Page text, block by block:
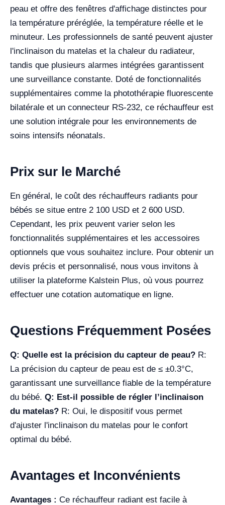
peau et offre des fenêtres d'affichage distinctes pour
la température préréglée, la température réelle et le
minuteur. Les professionnels de santé peuvent ajuster
l'inclinaison du matelas et la chaleur du radiateur,
tandis que plusieurs alarmes intégrées garantissent
une surveillance constante. Doté de fonctionnalités
supplémentaires comme la photothérapie fluorescente
bilatérale et un connecteur RS-232, ce réchauffeur est
une solution intégrale pour les environnements de
soins intensifs néonatals.
Prix sur le Marché
En général, le coût des réchauffeurs radiants pour
bébés se situe entre 2 100 USD et 2 600 USD.
Cependant, les prix peuvent varier selon les
fonctionnalités supplémentaires et les accessoires
optionnels que vous souhaitez inclure. Pour obtenir un
devis précis et personnalisé, nous vous invitons à
utiliser la plateforme Kalstein Plus, où vous pourrez
effectuer une cotation automatique en ligne.
Questions Fréquemment Posées
Q: Quelle est la précision du capteur de peau? R:
La précision du capteur de peau est de ≤ ±0.3°C,
garantissant une surveillance fiable de la température
du bébé. Q: Est-il possible de régler l’inclinaison
du matelas? R: Oui, le dispositif vous permet
d'ajuster l'inclinaison du matelas pour le confort
optimal du bébé.
Avantages et Inconvénients
Avantages : Ce réchauffeur radiant est facile à